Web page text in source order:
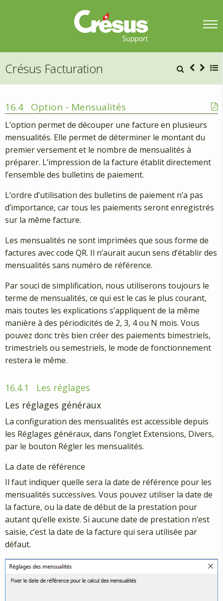
Crésus Facturation
16.4 Option - Mensualités
L’option permet de découper une facture en plusieurs
mensualités. Elle permet de déterminer le montant du
premier versement et le nombre de mensualités à
préparer. L’impression de la facture établit directement
l’ensemble des bulletins de paiement.
L’ordre d’utilisation des bulletins de paiement n’a pas
d’importance, car tous les paiements seront enregistrés
sur la même facture.
Les mensualités ne sont imprimées que sous forme de
factures avec code QR. Il n’aurait aucun sens d’établir des
mensualités sans numéro de référence.
Par souci de simplification, nous utiliserons toujours le
terme de mensualités, ce qui est le cas le plus courant,
mais toutes les explications s’appliquent de la même
manière à des périodicités de 2, 3, 4 ou N mois. Vous
pouvez donc très bien créer des paiements bimestriels,
trimestriels ou semestriels, le mode de fonctionnement
restera le même.
16.4.1
Les réglages
Les réglages généraux
La configuration des mensualités est accessible depuis
les Réglages généraux, dans l’onglet Extensions, Divers,
par le bouton Régler les mensualités.
La date de référence
Il faut indiquer quelle sera la date de référence pour les
mensualités successives. Vous pouvez utiliser la date de
la facture, ou la date de début de la prestation pour
autant qu’elle existe. Si aucune date de prestation n’est
saisie, c’est la date de la facture qui sera utilisée par
défaut.